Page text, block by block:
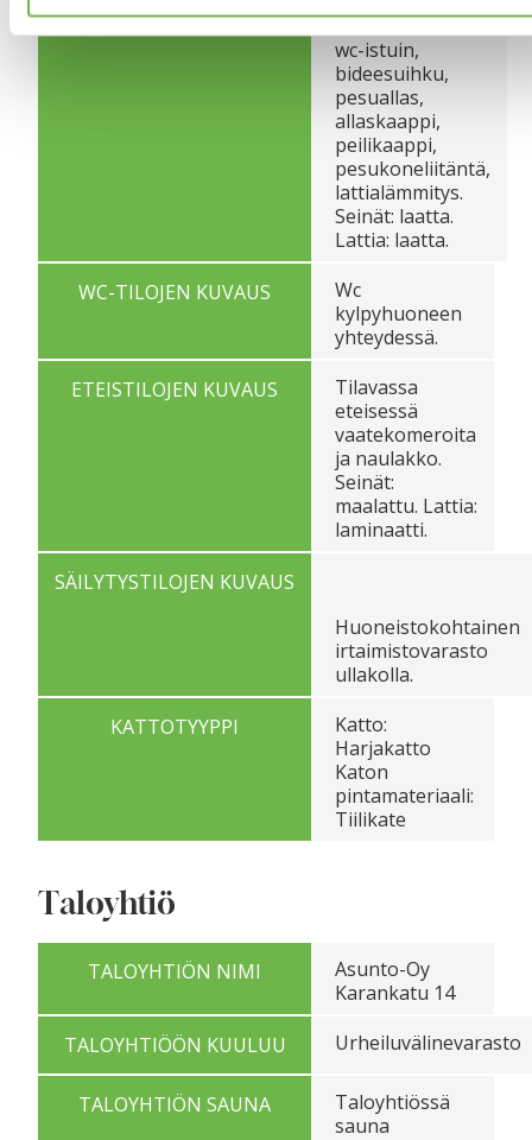
suihkunurkkaus,
wc-istuin,
bideesuihku,
pesuallas,
allaskaappi,
peilikaappi,
pesukoneliitäntä,
lattialämmitys.
Seinät: laatta.
Lattia: laatta.
WC-TILOJEN KUVAUS
Wc
kylpyhuoneen
yhteydessä.
ETEISTILOJEN KUVAUS
Tilavassa
eteisessä
vaatekomeroita
ja naulakko.
Seinät:
maalattu. Lattia:
laminaatti.
SÄILYTYSTILOJEN KUVAUS
Huoneistokohtainen
irtaimistovarasto
ullakolla.
KATTOTYYPPI
Katto:
Harjakatto
Katon
pintamateriaali:
Tiilikate
Taloyhtiö
TALOYHTIÖN NIMI
Asunto-Oy
Karankatu 14
TALOYHTIÖÖN KUULUU
Urheiluvälinevarasto
TALOYHTIÖN SAUNA
Taloyhtiössä
sauna